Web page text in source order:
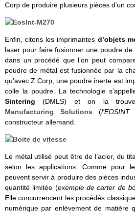
Corp de produire plusieurs pièces d’un
Enfin, citons les imprimantes d’objets
laser pour faire fusionner une poudre
dans un procédé que l’on peut
poudre de métal est fusionnée par la
qu’avec Z Corp, une poudre inerte est
colle la poudre. La technologie
Sintering(DMLS) et on la
Manufacturing Solutions (
constructeur allemand.
Le métal utilisé peut être de l’acier, du
selon les applications. Comme pour
peuvent servir à produire des pièces
quantité limitée (exemple de carter de
Elle concurrencent les procédés
numérique par enlèvement de matière